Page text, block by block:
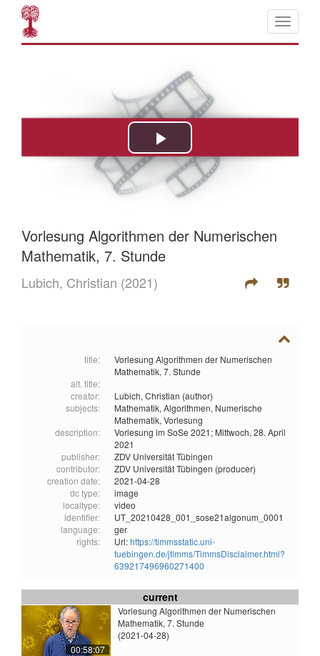
Vorlesung Algorithmen der Numerischen
Mathematik, 7. Stunde
Lubich, Christian (2021)
title:
Vorlesung Algorithmen der Numerischen
Mathematik, 7. Stunde
alt. title:
creator:
Lubich, Christian (author)
subjects:
Mathematik, Algorithmen, Numerische
Mathematik, Vorlesung
description:
Vorlesung im SoSe 2021; Mittwoch, 28. April
2021
publisher:
ZDV Universität Tübingen
contributor:
ZDV Universität Tübingen (producer)
creation date:
2021-04-28
dc type:
image
localtype:
video
identifier:
UT_20210428_001_sose21algonum_0001
language:
ger
rights:
Url:https://timmsstatic.uni-
tuebingen.de/jtimms/TimmsDisclaimer.html?
639217496960271400
current
00:58:07
Vorlesung Algorithmen der Numerischen
Mathematik, 7. Stunde
(2021-04-28)